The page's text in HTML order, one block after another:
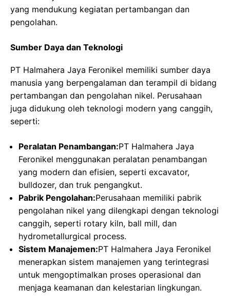
yang mendukung kegiatan pertambangan dan
pengolahan.
Sumber Daya dan Teknologi
PT Halmahera Jaya Feronikel memiliki sumber daya
manusia yang berpengalaman dan terampil di bidang
pertambangan dan pengolahan nikel. Perusahaan
juga didukung oleh teknologi modern yang canggih,
seperti:
Peralatan Penambangan:PT Halmahera Jaya
Feronikel menggunakan peralatan penambangan
yang modern dan efisien, seperti excavator,
bulldozer, dan truk pengangkut.
Pabrik Pengolahan:Perusahaan memiliki pabrik
pengolahan nikel yang dilengkapi dengan teknologi
canggih, seperti rotary kiln, ball mill, dan
hydrometallurgical process.
Sistem Manajemen:PT Halmahera Jaya Feronikel
menerapkan sistem manajemen yang terintegrasi
untuk mengoptimalkan proses operasional dan
menjaga keamanan dan kelestarian lingkungan.